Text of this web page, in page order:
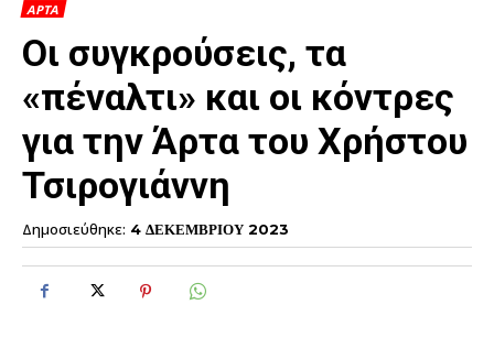
ΑΡΤΑ
Οι συγκρούσεις, τα
«πέναλτι» και οι κόντρες
για την Άρτα του Χρήστου
Τσιρογιάννη
Δημοσιεύθηκε: 4 ΔΕΚΕΜΒΡΙΟΥ 2023